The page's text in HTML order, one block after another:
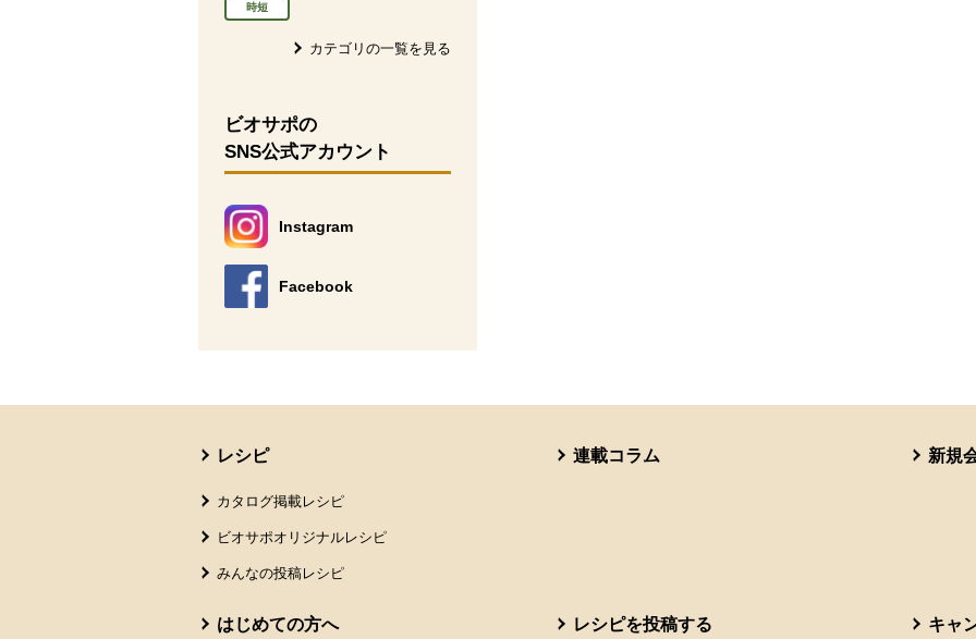
時短
カテゴリの一覧を見る
ビオサポの
SNS公式アカウント
Instagram
別のウィンドウで開きます。
Facebook
別のウィンドウで開きます。
レシピ
カタログ掲載レシピ
ビオサポオリジナルレシピ
みんなの投稿レシピ
連載コラム 新規
はじめての方へ レシピを投稿する キャ